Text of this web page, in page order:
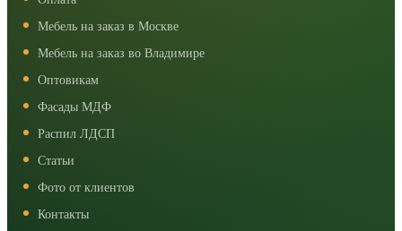
Мебель на заказ в Москве
Мебель на заказ во Владимире
Оптовикам
Фасады МДФ
Распил ЛДСП
Статьи
Фото от клиентов
Контакты